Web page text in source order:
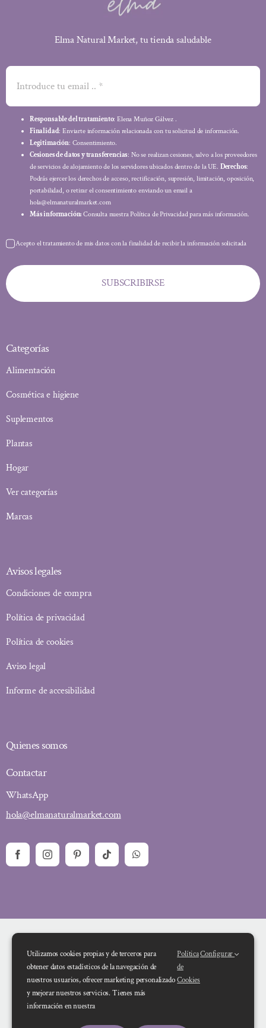
Elma Natural Market, tu tienda saludable
Responsable del tratamiento: Elena Muñoz Gálvez .
Finalidad: Enviarte información relacionada con tu solicitud de información.
Legitimación: Consentimiento.
Cesiones de datos y transferencias: No se realizan cesiones, salvo a los proveedores
de servicios de alojamiento de los servidores ubicados dentro de la UE. Derechos:
Podrás ejercer los derechos de acceso, rectificación, supresión, limitación, oposición,
portabilidad, o retirar el consentimiento enviando un email a
hola@elmanaturalmarket.com
Más información: Consulta nuestra Política de Privacidad para más información.
Acepto el tratamiento de mis datos con la finalidad de recibir la información solicitada
SUBSCRIBIRSE
Categorías
Alimentación
Cosmética e higiene
Suplementos
Plantas
Hogar
Ver categorías
Marcas
Avisos legales
Condiciones de compra
Política de privacidad
Política de cookies
Aviso legal
Informe de accesibilidad
Quienes somos
Contactar
WhatsApp
hola@elmanaturalmarket.com
Financiado por la Unión Europea – NextGenerationEU. Sin embargo, los
Utilizamos cookies propias y de terceros para
obtener datos estadísticos de la navegación de
nuestros usuarios, ofrecer marketing personalizado
y mejorar nuestros servicios. Tienes más
información en nuestra
Política
de
Cookies
Configurar